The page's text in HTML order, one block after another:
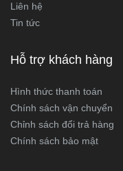
Liên hệ
Tin tức
Hỗ trợ khách hàng
Hình thức thanh toán
Chính sách vận chuyển
Chỉnh sách đổi trả hàng
Chính sách bảo mật